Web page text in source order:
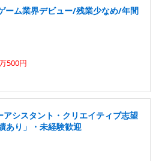
ーム業界デビュー/残業少なめ/年間
500円
シスタント・クリエイティブ志望
あり」・未経験歓迎